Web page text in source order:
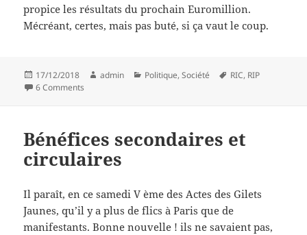
propice les résultats du prochain Euromillion.
Mécréant, certes, mais pas buté, si ça vaut le coup.
Posted
on
17/12/2018 Author
admin Categories
Politique,Société Tags
RIC, RIP
6 Comments
Bénéfices secondaires et
circulaires
Il paraît, en ce samedi V ème des Actes des Gilets
Jaunes, qu’il y a plus de flics à Paris que de
manifestants. Bonne nouvelle ! ils ne savaient pas,